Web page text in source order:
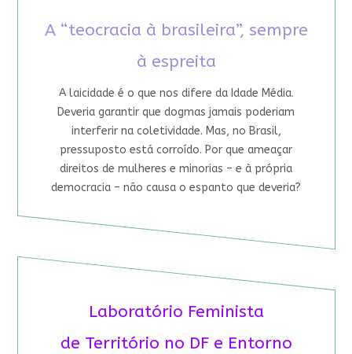
A “teocracia à brasileira”, sempre
à espreita
A laicidade é o que nos difere da Idade Média.
Deveria garantir que dogmas jamais poderiam
interferir na coletividade. Mas, no Brasil,
pressuposto está corroído. Por que ameaçar
direitos de mulheres e minorias – e à própria
democracia – não causa o espanto que deveria?
Laboratório Feminista
de Território no DF e Entorno